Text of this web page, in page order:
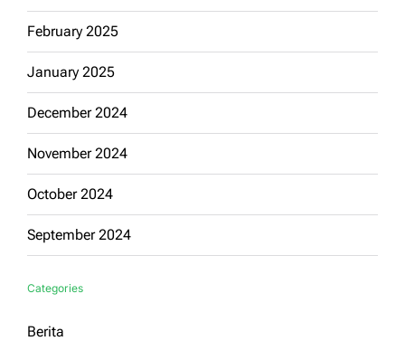
February 2025
January 2025
December 2024
November 2024
October 2024
September 2024
Categories
Berita